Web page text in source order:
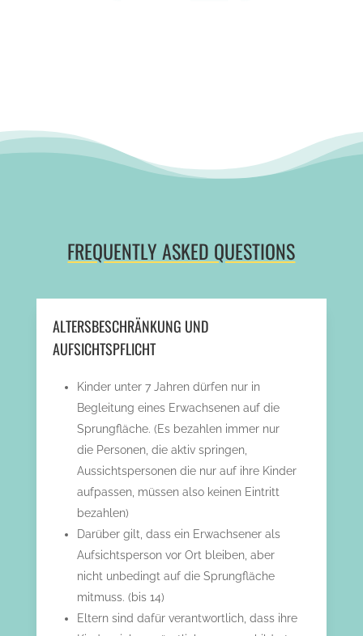
FREQUENTLY ASKED QUESTIONS
ALTERSBESCHRÄNKUNG UND
AUFSICHTSPFLICHT
Kinder unter 7 Jahren dürfen nur in
Begleitung eines Erwachsenen auf die
Sprungfläche. (Es bezahlen immer nur
die Personen, die aktiv springen,
Aussichtspersonen die nur auf ihre Kinder
aufpassen, müssen also keinen Eintritt
bezahlen)
Darüber gilt, dass ein Erwachsener als
Aufsichtsperson vor Ort bleiben, aber
nicht unbedingt auf die Sprungfläche
mitmuss. (bis 14)
Eltern sind dafür verantwortlich, dass ihre